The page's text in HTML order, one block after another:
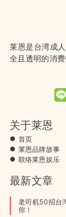
莱恩是台湾成
全且透明的消费
关于莱恩
首页
莱恩品牌故事
联络莱恩娱乐
最新文章
老司机50招台
你！